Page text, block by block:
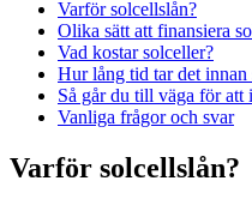
Varför solcellslån?
Olika sätt att finansiera
Vad kostar solceller?
Hur lång tid tar det innan
Så går du till väga för att
Vanliga frågor och svar
Varför solcellslån?